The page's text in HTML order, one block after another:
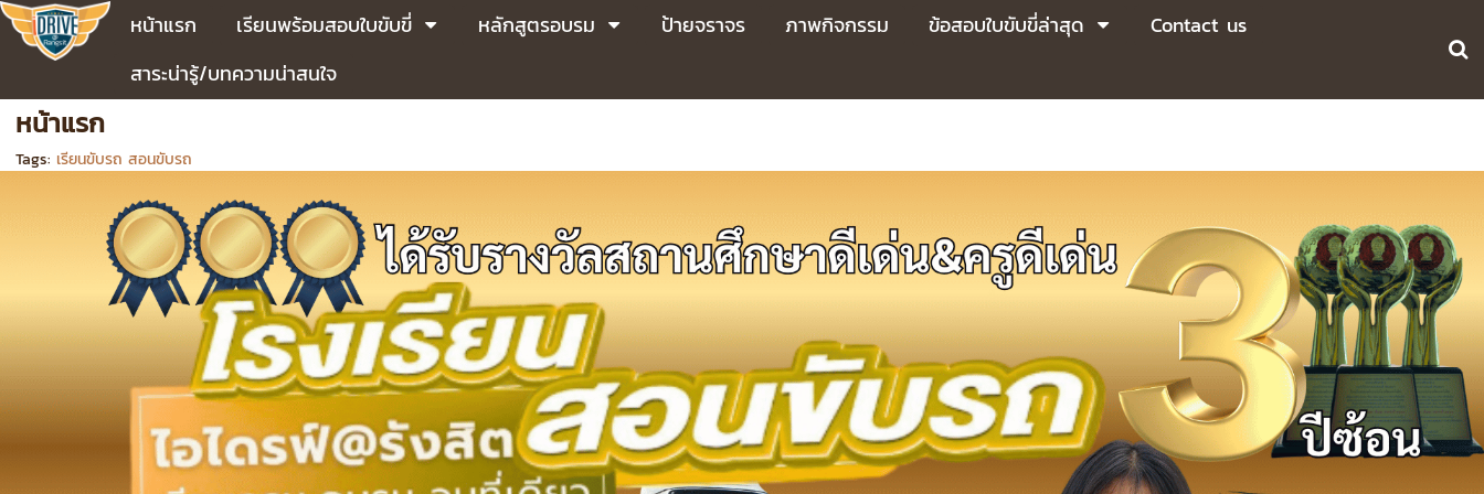
หน้าแรก เรียนพร้อมสอบใบขับขี่ หลักสูตรอบรม ป้ายจราจร ภาพกิจกรรม ข้อสอบใบขับขี่ล่าสุด
Contact us
สาระน่ารู้/บทความน่าสนใจ
หน้าแรก
Tags: เรียนขับรถ สอนขับรถ